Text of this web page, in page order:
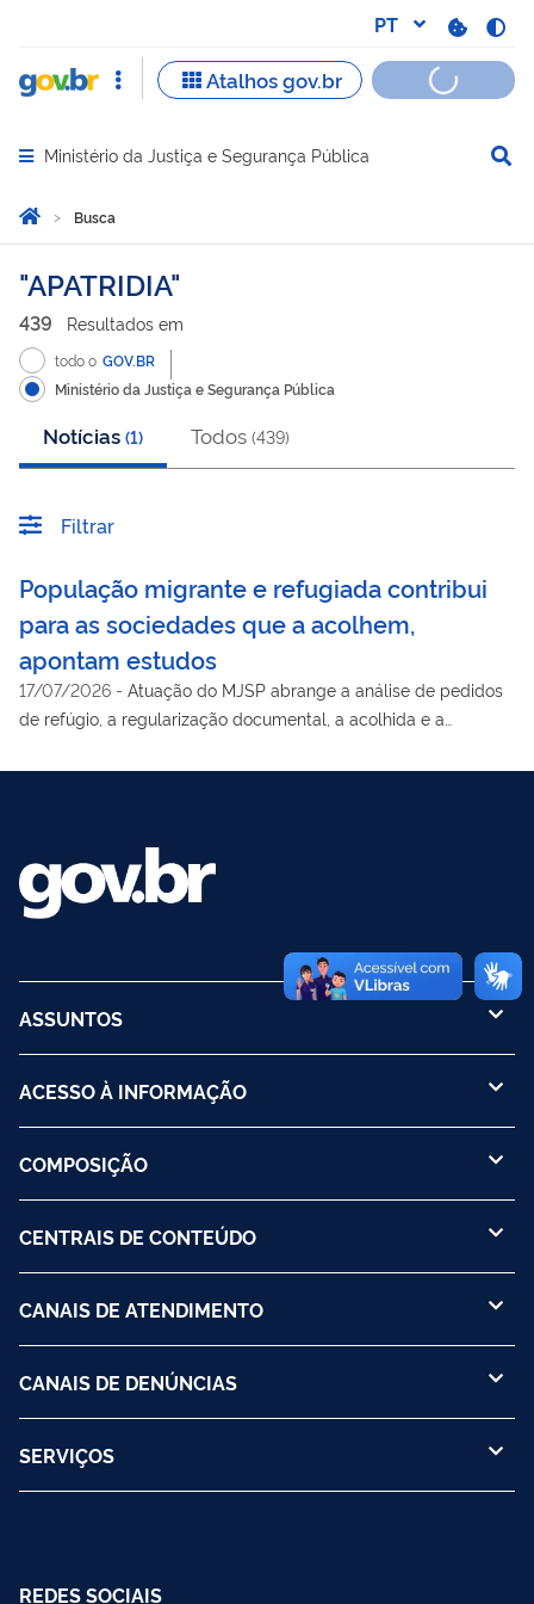
Abrir menu principal de navegação
Ministério da Justiça e Segurança Pública
Você está aqui:
Página Inicial
Busca
Busca
APATRIDIA
439 Resultados em
todo o GOV.BR
Ministério da Justiça e Segurança Pública
Notícias (1) Todos (439)
Filtrar
População migrante e refugiada contribui
para as sociedades que a acolhem,
apontam estudos
17/07/2026 - Atuação do MJSP abrange a análise de pedidos
de refúgio, a regularização documental, a acolhida e a
ASSUNTOS
ACESSO À INFORMAÇÃO
COMPOSIÇÃO
CENTRAIS DE CONTEÚDO
CANAIS DE ATENDIMENTO
CANAIS DE DENÚNCIAS
SERVIÇOS
REDES SOCIAIS